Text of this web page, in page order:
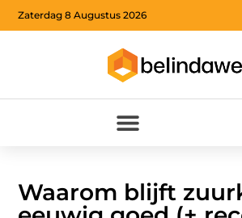
Zaterdag 8 Augustus 2026
Waarom blijft